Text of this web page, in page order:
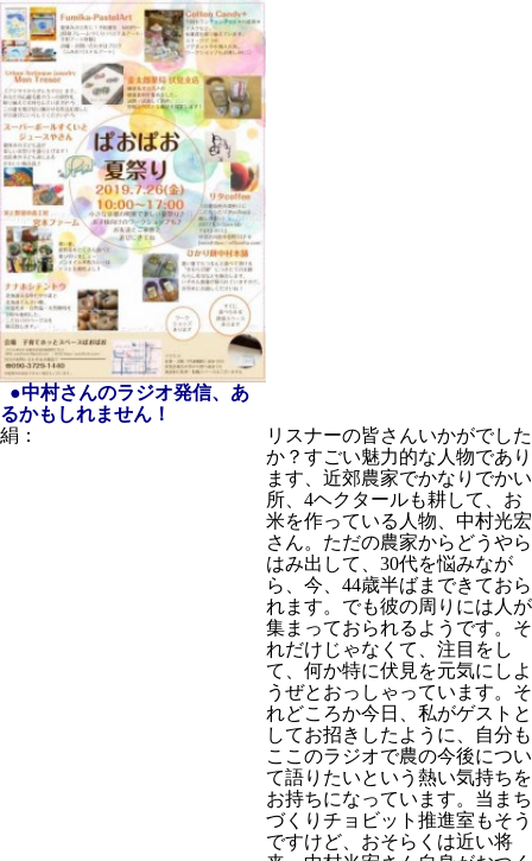
●中村さんのラジオ発信、あ
るかもしれません！
絹：
リスナーの皆さんいかがでした
か？すごい魅力的な人物であり
ます、近郊農家でかなりでかい
所、4ヘクタールも耕して、お
米を作っている人物、中村光宏
さん。ただの農家からどうやら
はみ出して、30代を悩みなが
ら、今、44歳半ばまできておら
れます。でも彼の周りには人が
集まっておられるようです。そ
れだけじゃなくて、注目をし
て、何か特に伏見を元気にしよ
うぜとおっしゃっています。そ
れどころか今日、私がゲストと
してお招きしたように、自分も
ここのラジオで農の今後につい
て語りたいという熱い気持ちを
お持ちになっています。当まち
づくりチョビット推進室もそう
ですけど、おそらくは近い将